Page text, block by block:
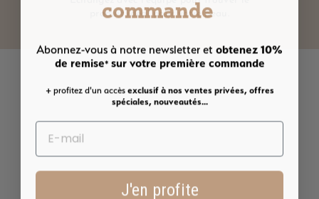
produit idéal pour votre peau.
commande
Abonnez-vous à notre newsletter et obtenez 10%
de remise*sur votre première commande
+ profitez d'un accès exclusif à nos ventes privées, offres
spéciales, nouveautés...
J'en profite